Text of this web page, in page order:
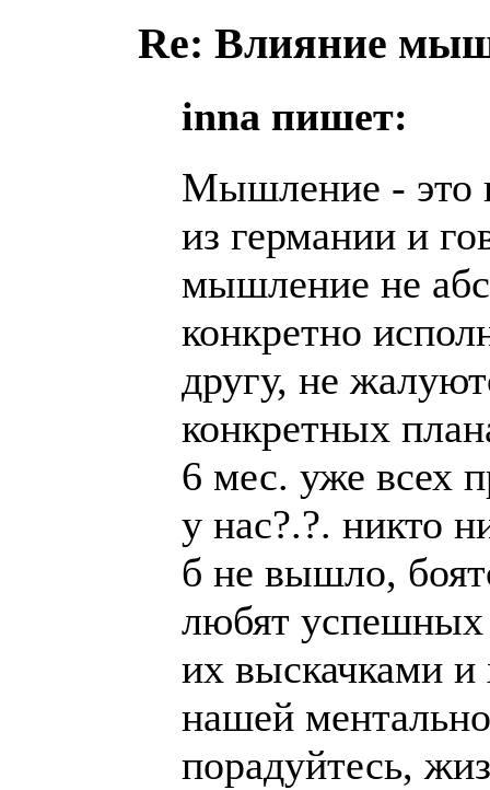
Re: Влияние
inna пишет:
Мышление - это
из германии и
мышление не
конкретно
другу, не
конкретных
6 мес. уже всех
у нас?.?. никто
б не вышло,
любят
их выскачками и
нашей
порадуйтесь,